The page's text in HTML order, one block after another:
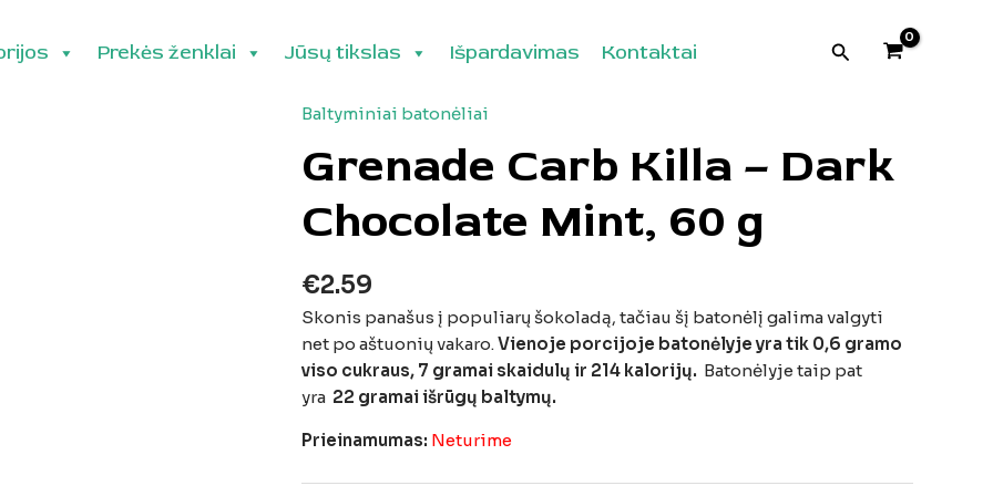
Prekės ženklai Jūsų tikslas Išpardavimas Kontaktai Paieška
Baltyminiai batonėliai
Grenade Carb Killa – Dark
Chocolate Mint, 60 g
€2.59
Skonis panašus į populiarų šokoladą, tačiau šį batonėlį galima valgyti
net po aštuonių vakaro. Vienoje porcijoje batonėlyje yra tik 0,6 gramo
viso cukraus, 7 gramai skaidulų ir 214 kalorijų. Batonėlyje taip pat
yra 22 gramai išrūgų baltymų.
Prieinamumas: Neturime